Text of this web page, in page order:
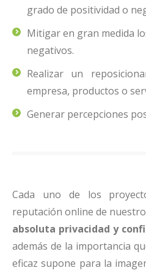
grado de positividad o
Mitigar en gran medida
negativos.
Realizar un
empresa, productos o
Generar percepciones
Cada uno de los
reputación online de
absoluta privacidad y
además de la importancia
eficaz supone para la